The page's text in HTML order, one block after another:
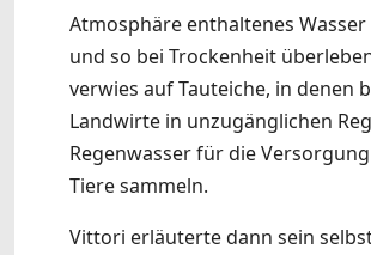
Atmosphäre enthaltenes
und so bei Trockenheit
verwies auf Tauteiche, in denen
Landwirte in unzugänglichen
Regenwasser für die
Tiere sammeln.
Vittori erläuterte dann sein